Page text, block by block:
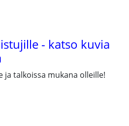
- katso kuvia
ja talkoissa mukana olleille!